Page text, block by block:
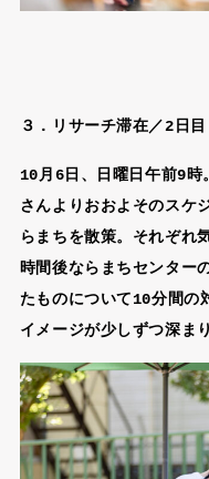
３．リサーチ滞在／2日目
10月6日、日曜日午前9時
さんよりおおよそのスケ
らまちを散策。それぞれ
時間後ならまちセンター
たものについて10分間の
イメージが少しずつ深ま